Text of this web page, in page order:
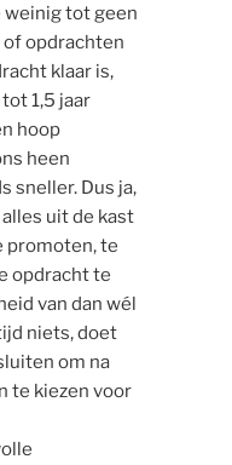
tot geen
opdrachten
klaar is,
1,5 jaar
hoop
heen
sneller. Dus ja,
uit de kast
promoten, te
opdracht te
van dan wél
niets, doet
om na
te kiezen voor